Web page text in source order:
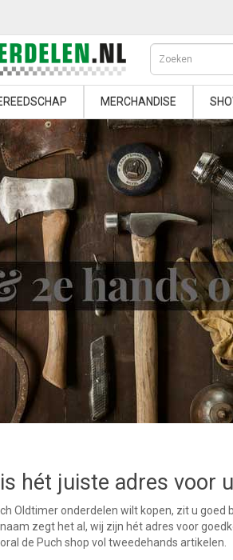
MERCHANDISE
hét juiste adres voor
Oldtimer onderdelen wilt kopen, zit u
zegt het al, wij zijn hét adres voor
de Puch shop vol tweedehands artikelen.